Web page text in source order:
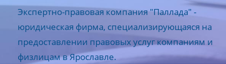
Экспертно-правовая компания "Паллада" -
юридическая фирма, специализирующаяся на
предоставлении правовых услуг компаниям и
физлицам в Ярославле.